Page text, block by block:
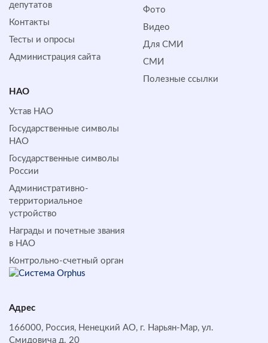
депутатов
Контакты
Тесты и опросы
Администрация сайта
Фото
Видео
Для СМИ
СМИ
Полезные ссылки
НАО
Устав НАО
Государственные символы
НАО
Государственные символы
России
Административно-
территориальное
устройство
Награды и почетные звания
в НАО
Контрольно-счетный орган
Адрес
166000, Россия, Ненецкий АО, г. Нарьян-Мар, ул.
Смидовича д. 20